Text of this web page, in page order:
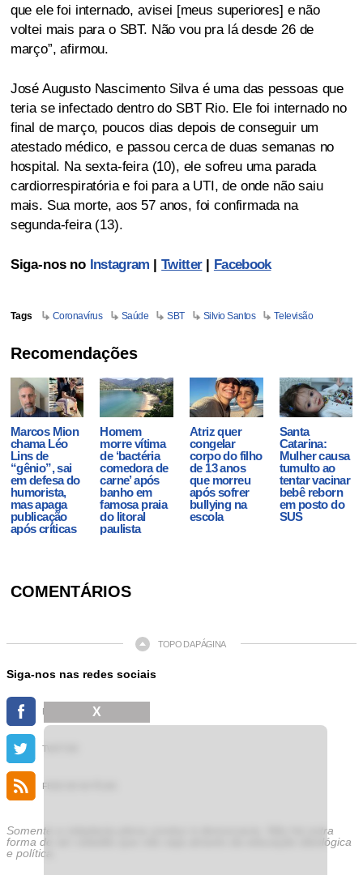
que ele foi internado, avisei [meus superiores] e não
voltei mais para o SBT. Não vou pra lá desde 26 de
março”, afirmou.
José Augusto Nascimento Silva é uma das pessoas que
teria se infectado dentro do SBT Rio. Ele foi internado no
final de março, poucos dias depois de conseguir um
atestado médico, e passou cerca de duas semanas no
hospital. Na sexta-feira (10), ele sofreu uma parada
cardiorrespiratória e foi para a UTI, de onde não saiu
mais. Sua morte, aos 57 anos, foi confirmada na
segunda-feira (13).
Siga-nos no Instagram |Twitter| Facebook
Tags Coronavírus Saúde SBT Silvio Santos Televisão
Recomendações
Marcos Mion
chama Léo
Lins de
“gênio”, sai
em defesa do
humorista,
mas apaga
publicação
após críticas
Homem
morre vítima
de ‘bactéria
comedora de
carne’ após
banho em
famosa praia
do litoral
paulista
Atriz quer
congelar
corpo do filho
de 13 anos
que morreu
após sofrer
bullying na
escola
Santa
Catarina:
Mulher causa
tumulto ao
tentar vacinar
bebê reborn
em posto do
SUS
COMENTÁRIOS
TOPO DA PÁGINA
Siga-nos nas redes sociais
FACEBOOK
TWITTER
FEED DE NOTÍCIAS
Somente a cidadania plena conduz à democracia. Não há outra
forma de ser cidadão que não seja através da educação ideológica
e política.
X